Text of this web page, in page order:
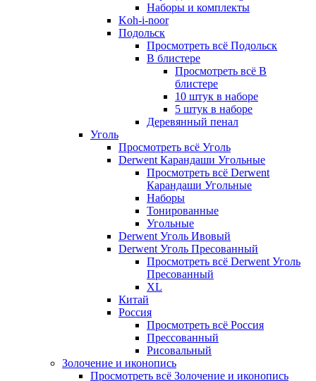
Наборы и комплекты
Koh-i-noor
Подольск
Просмотреть всё Подольск
В блистере
Просмотреть всё В
блистере
10 штук в наборе
5 штук в наборе
Деревянный пенал
Уголь
Просмотреть всё Уголь
Derwent Карандаши Угольные
Просмотреть всё Derwent
Карандаши Угольные
Наборы
Тонированные
Угольные
Derwent Уголь Ивовый
Derwent Уголь Пресованный
Просмотреть всё Derwent Уголь
Пресованный
XL
Китай
Россия
Просмотреть всё Россия
Прессованный
Рисовальный
Золочение и иконопись
Просмотреть всё Золочение и иконопись